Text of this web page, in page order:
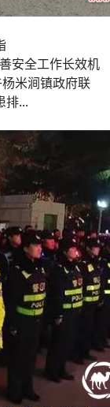
安全工作长效机
米涧镇政府联
排...